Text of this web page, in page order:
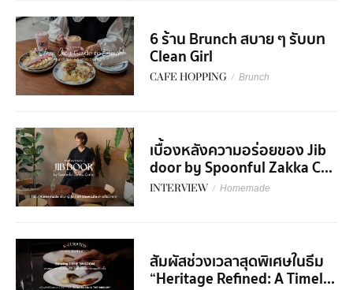
6 ร้าน Brunch สบาย ๆ รับบท
Clean Girl
CAFE HOPPING / Brunch
เบื้องหลังความอร่อยของ Jib
door by Spoonful Zakka C...
INTERVIEW / Homemade
สัมผัสช่วงเวลาสุดพิเศษในธีม
“Heritage Refined: A Timel...